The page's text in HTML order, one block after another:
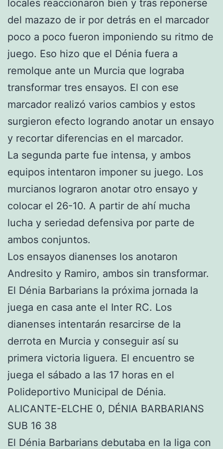
locales reaccionaron bien y tras reponerse
del mazazo de ir por detrás en el marcador
poco a poco fueron imponiendo su ritmo de
juego. Eso hizo que el Dénia fuera a
remolque ante un Murcia que lograba
transformar tres ensayos. El con ese
marcador realizó varios cambios y estos
surgieron efecto logrando anotar un ensayo
y recortar diferencias en el marcador.
La segunda parte fue intensa, y ambos
equipos intentaron imponer su juego. Los
murcianos lograron anotar otro ensayo y
colocar el 26-10. A partir de ahí mucha
lucha y seriedad defensiva por parte de
ambos conjuntos.
Los ensayos dianenses los anotaron
Andresito y Ramiro, ambos sin transformar.
El Dénia Barbarians la próxima jornada la
juega en casa ante el Inter RC. Los
dianenses intentarán resarcirse de la
derrota en Murcia y conseguir así su
primera victoria liguera. El encuentro se
juega el sábado a las 17 horas en el
Polideportivo Municipal de Dénia.
ALICANTE-ELCHE 0, DÉNIA BARBARIANS
SUB 16 38
El Dénia Barbarians debutaba en la liga con